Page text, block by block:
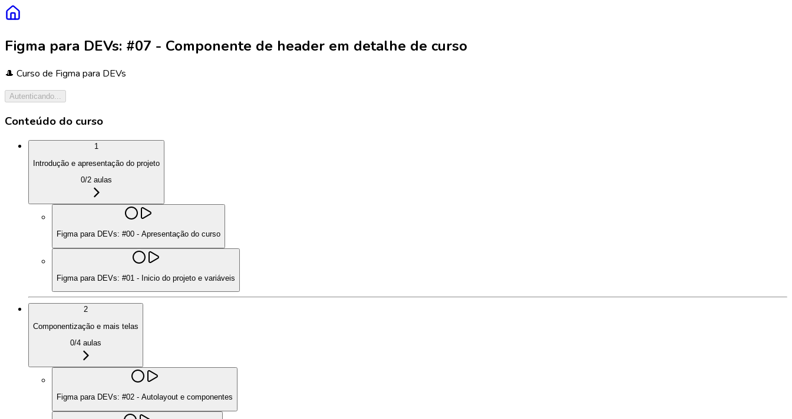
Figma para DEVs: #07 - Componente de header em detalhe de curso
🎩 Curso de Figma para DEVs
Autenticando...
Conteúdo do curso
1
Introdução e apresentação do projeto
0/2 aulas
Figma para DEVs: #00 - Apresentação do curso
Figma para DEVs: #01 - Inicio do projeto e variáveis
2
Componentização e mais telas
0/4 aulas
Figma para DEVs: #02 - Autolayout e componentes